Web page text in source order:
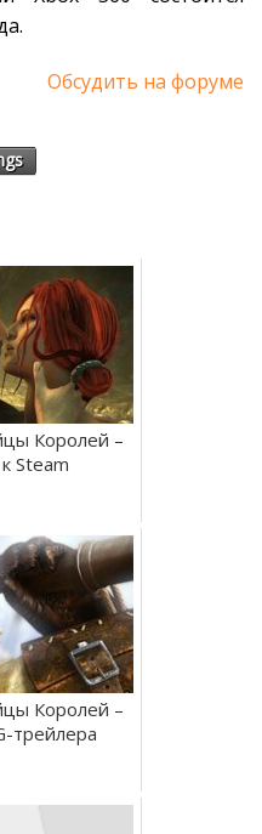
Обсудить на форуме
Королей –
Steam
Королей –
трейлера